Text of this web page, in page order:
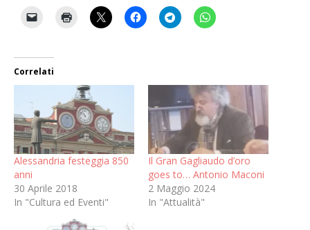
Correlati
Alessandria festeggia 850
anni
30 Aprile 2018
In "Cultura ed Eventi"
Il Gran Gagliaudo d’oro
goes to… Antonio Maconi
2 Maggio 2024
In "Attualità"